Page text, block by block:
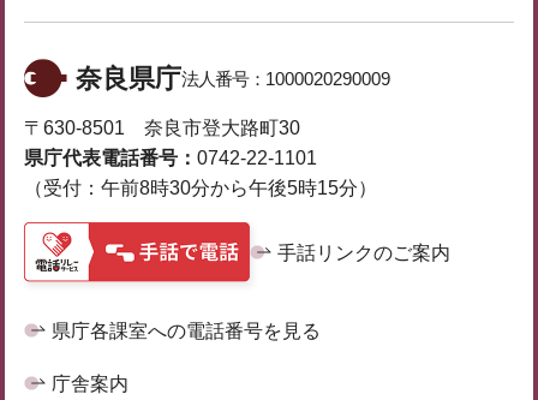
奈良県庁法人番号： 1000020290009
〒630-8501 奈良市登大路町30
県庁代表電話番号： 0742-22-1101
（受付：午前8時30分から午後5時15分）
手話リンクのご案内
県庁各課室への電話番号を見る
庁舎案内